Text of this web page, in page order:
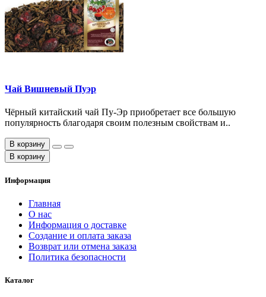
Чай Вишневый Пуэр
Чёрный китайский чай Пу-Эр приобретает все большую
популярность благодаря своим полезным свойствам и..
В корзину
В корзину
Информация
Главная
О нас
Информация о доставке
Создание и оплата заказа
Возврат или отмена заказа
Политика безопасности
Каталог